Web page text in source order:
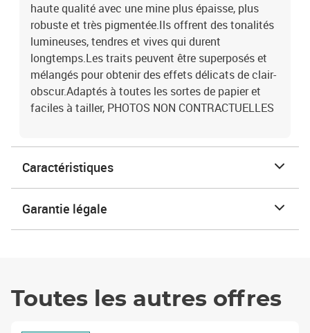
haute qualité avec une mine plus épaisse, plus
robuste et très pigmentée.Ils offrent des tonalités
lumineuses, tendres et vives qui durent
longtemps.Les traits peuvent être superposés et
mélangés pour obtenir des effets délicats de clair-
obscur.Adaptés à toutes les sortes de papier et
faciles à tailler, PHOTOS NON CONTRACTUELLES
Caractéristiques
Garantie légale
Toutes les autres offres